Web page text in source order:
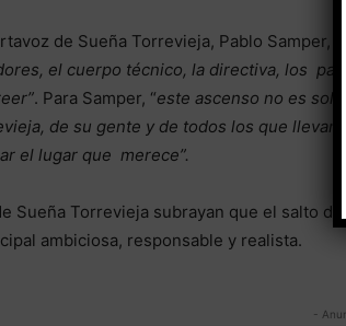
de Sueña Torrevieja, Pablo Samper,
el cuerpo técnico, la directiva, los
. Para Samper, “este ascenso no es
de su gente y de todos los que
el lugar que merece”.
Sueña Torrevieja subrayan que el salto
ambiciosa, responsable y realista.
-